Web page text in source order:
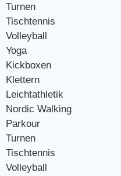
Turnen
Tischtennis
Volleyball
Yoga
Kickboxen
Klettern
Leichtathletik
Nordic Walking
Parkour
Turnen
Tischtennis
Volleyball